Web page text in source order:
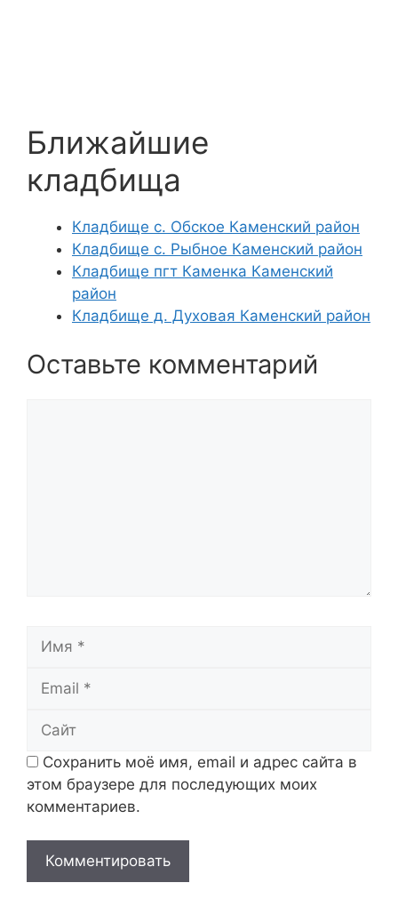
Ближайшие
кладбища
Кладбище с. Обское Каменский район
Кладбище с. Рыбное Каменский район
Кладбище пгт Каменка Каменский
район
Кладбище д. Духовая Каменский район
Оставьте комментарий
Сохранить моё имя, email и адрес сайта в
этом браузере для последующих моих
комментариев.